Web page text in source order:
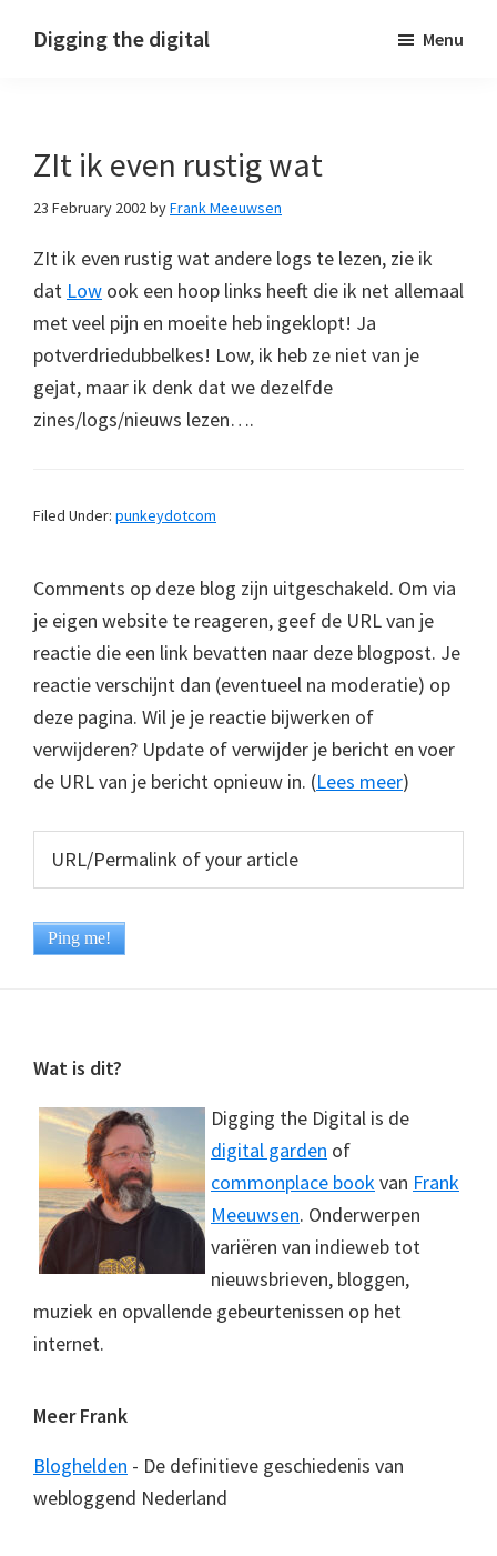
Digging the digital Menu
ZIt ik even rustig wat
23 February 2002byFrank Meeuwsen
ZIt ik even rustig wat andere logs te lezen, zie ik
dat Low ook een hoop links heeft die ik net allemaal
met veel pijn en moeite heb ingeklopt! Ja
potverdriedubbelkes! Low, ik heb ze niet van je
gejat, maar ik denk dat we dezelfde
zines/logs/nieuws lezen….
Filed Under: punkeydotcom
Comments op deze blog zijn uitgeschakeld. Om via
je eigen website te reageren, geef de URL van je
reactie die een link bevatten naar deze blogpost. Je
reactie verschijnt dan (eventueel na moderatie) op
deze pagina. Wil je je reactie bijwerken of
verwijderen? Update of verwijder je bericht en voer
de URL van je bericht opnieuw in. (Lees meer)
Footer
Wat is dit?
Digging the Digital is de
digital garden of
commonplace bookvan Frank
Meeuwsen. Onderwerpen
variëren van indieweb tot
nieuwsbrieven, bloggen,
muziek en opvallende gebeurtenissen op het
internet.
Meer Frank
Bloghelden - De definitieve geschiedenis van
webloggend Nederland